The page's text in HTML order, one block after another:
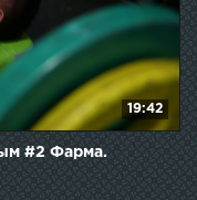
19:42
#2 Фарма.